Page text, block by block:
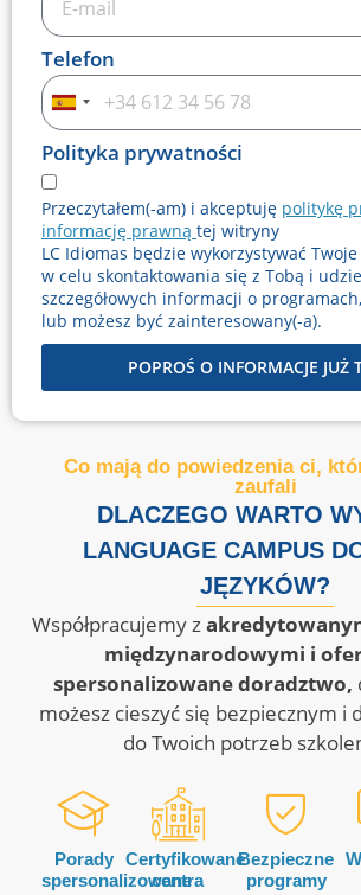
Telefon
Hiszpania
+34
Polityka prywatności
Przeczytałem(-am) i akceptuję politykę
informację prawną tej witryny
LC Idiomas będzie wykorzystywać
w celu skontaktowania się z Tobą i
szczegółowych informacji o
lub możesz być zainteresowany(-a).
POPROŚ O INFORMACJE JUŻ
Co mają do powiedzenia ci,
zaufali
DLACZEGO WARTO
LANGUAGE CAMPUS
JĘZYKÓW?
Współpracujemy z
międzynarodowymi i
spersonalizowane doradztwo,
możesz cieszyć się bezpiecznym i
do Twoich potrzeb
Porady
spersonalizowane
Certyfikowane
centra
Bezpieczne
programy